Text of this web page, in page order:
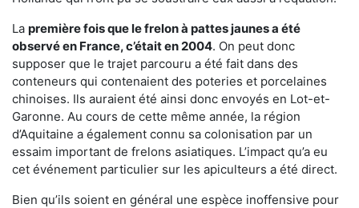
La première fois que le frelon à pattes jaunes a été
observé en France, c’était en 2004. On peut donc
supposer que le trajet parcouru a été fait dans des
conteneurs qui contenaient des poteries et porcelaines
chinoises. Ils auraient été ainsi donc envoyés en Lot-et-
Garonne. Au cours de cette même année, la région
d’Aquitaine a également connu sa colonisation par un
essaim important de frelons asiatiques. L’impact qu’a eu
cet événement particulier sur les apiculteurs a été direct.
Bien qu’ils soient en général une espèce inoffensive pour